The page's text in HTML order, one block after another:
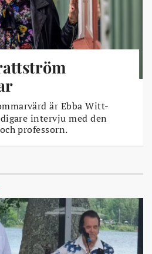
är Ebba Witt-
intervju med den
professorn.